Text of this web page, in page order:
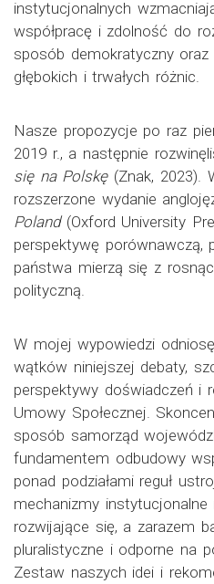
instytucjonalnych
współpracę i zdolność do
sposób demokratyczny
głębokich i trwałych różnic.
Nasze propozycje po raz
2019 r., a następnie
się na Polskę(Znak, 2023).
rozszerzone wydanie
Poland (Oxford University
perspektywę porównawczą,
państwa mierzą się z
polityczną.
W mojej wypowiedzi
wątków niniejszej debaty,
perspektywy doświadczeń i
Umowy Społecznej.
sposób samorząd
fundamentem odbudowy
ponad podziałami reguł
mechanizmy
rozwijające się, a zarazem
pluralistyczne i odporne na
Zestaw naszych idei i